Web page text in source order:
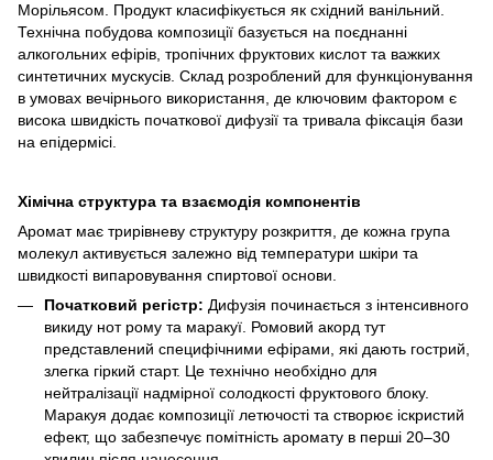
Морільясом. Продукт класифікується як східний ванільний.
Технічна побудова композиції базується на поєднанні
алкогольних ефірів, тропічних фруктових кислот та важких
синтетичних мускусів. Склад розроблений для функціонування
в умовах вечірнього використання, де ключовим фактором є
висока швидкість початкової дифузії та тривала фіксація бази
на епідермісі.
Хімічна структура та взаємодія компонентів
Аромат має трирівневу структуру розкриття, де кожна група
молекул активується залежно від температури шкіри та
швидкості випаровування спиртової основи.
Початковий регістр: Дифузія починається з інтенсивного
викиду нот рому та маракуї. Ромовий акорд тут
представлений специфічними ефірами, які дають гострий,
злегка гіркий старт. Це технічно необхідно для
нейтралізації надмірної солодкості фруктового блоку.
Маракуя додає композиції летючості та створює іскристий
ефект, що забезпечує помітність аромату в перші 20–30